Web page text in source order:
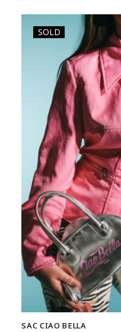
SOLD
SAC CIAO BELLA